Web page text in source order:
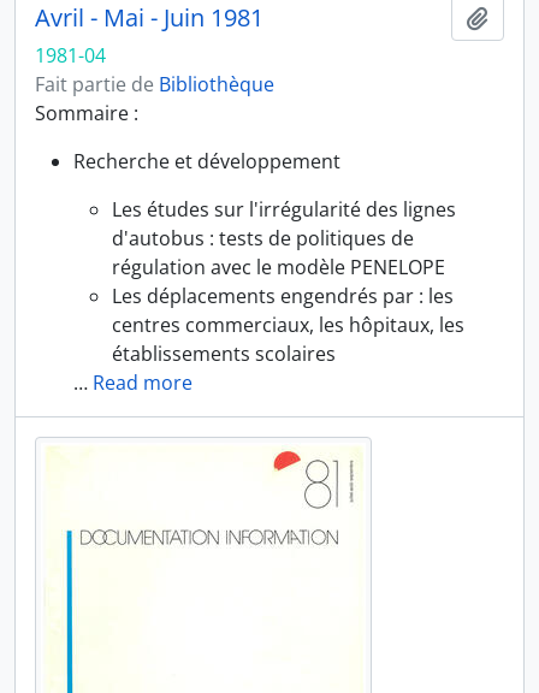
Avril - Mai - Juin 1981
1981-04
Fait partie de Bibliothèque
Sommaire :
Recherche et développement
Les études sur l'irrégularité des lignes
d'autobus : tests de politiques de
régulation avec le modèle PENELOPE
Les déplacements engendrés par : les
centres commerciaux, les hôpitaux, les
établissements scolaires
… Read more